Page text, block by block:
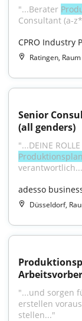
"...Berater
Consultant (a-
CPRO Industry
Ratingen, Raum
Senior
(all genders)
"...DEINE ROLLE
adesso
Düsseldorf,
"...und sorgen
erstellen
stellen..."